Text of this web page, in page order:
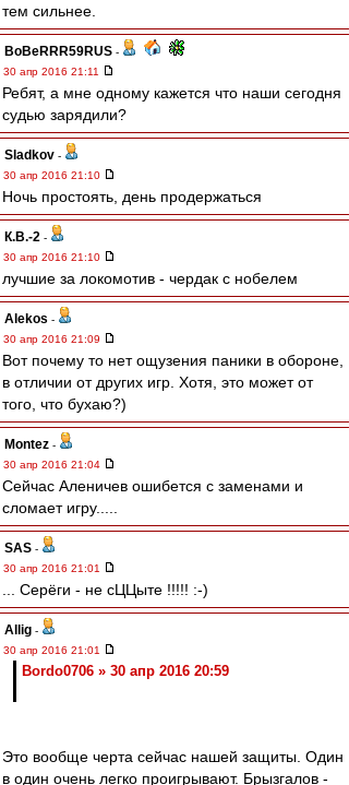
тем сильнее.
BoBeRRR59RUS -
30 апр 2016 21:11
Ребят, а мне одному кажется что наши сегодня
судью зарядили?
Sladkov -
30 апр 2016 21:10
Ночь простоять, день продержаться
К.В.-2 -
30 апр 2016 21:10
лучшие за локомотив - чердак с нобелем
Alekos -
30 апр 2016 21:09
Вот почему то нет ощузения паники в обороне,
в отличии от других игр. Хотя, это может от
того, что бухаю?)
Montez -
30 апр 2016 21:04
Сейчас Аленичев ошибется с заменами и
сломает игру.....
SAS -
30 апр 2016 21:01
... Серёги - не сЦЦыте !!!!! :-)
Allig -
30 апр 2016 21:01
Bordo0706 » 30 апр 2016 20:59
Это вообще черта сейчас нашей защиты. Один
в один очень легко проигрывают. Брызгалов -